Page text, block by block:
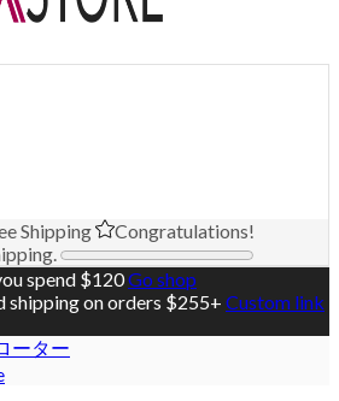
Shipping
Congratulations!
spend $120Go shop
shipping on orders $255+ Custom link
ーター